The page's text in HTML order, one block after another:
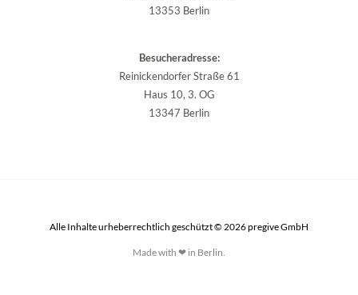
13353 Berlin
Besucheradresse:
Reinickendorfer Straße 61
Haus 10, 3. OG
13347 Berlin
Alle Inhalte urheberrechtlich geschützt © 2026 pregive GmbH
Made with ❤ in Berlin.